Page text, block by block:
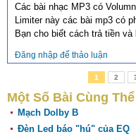
Các bài nhạc MP3 có
Limiter này các bài mp3 có
Bạn cho biết cách trả tiền
Đăng nhập để thảo luận
1 2
Một Số Bài Cùng
Mạch Dolby B
Đèn Led báo "hú" của EQ